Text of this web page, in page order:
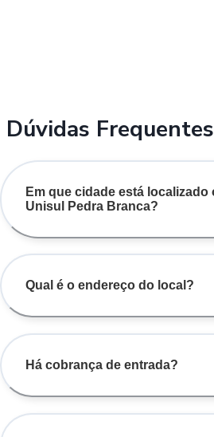
Dúvidas Frequentes
Em que cidade está localizado
Unisul Pedra Branca?
Qual é o endereço do local?
Há cobrança de entrada?